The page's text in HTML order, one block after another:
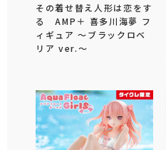
その着せ替え人形は恋をす
る AMP＋ 喜多川海夢 フ
ィギュア ～ブラックロベ
リア ver.～